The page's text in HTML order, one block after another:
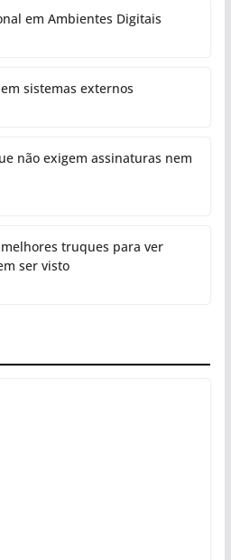
em Ambientes Digitais
sistemas externos
não exigem assinaturas nem
truques para ver
ser visto